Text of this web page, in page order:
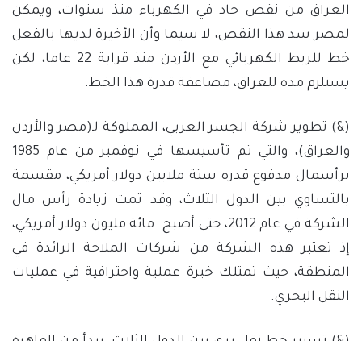
العراق من نقص حاد في الكهرباء منذ سنوات، ويمكن
لمصر سد هذا النقص، لا سيما وأن الأخيرة لديها بالفعل
خط للربط الكهربائي مع الأردن منذ قرابة 22 عاما، لكن
يستلزم مده للعراق، مضاعفة قدرة هذا الخط.
(&) تطوير شركة الجسر العربي، المملوكة لـ(مصر والأردن
والعراق)، والتي تم تأسيسها في نوفمبر من عام 1985
برأسمال مدفوع قدره ستة ملايين دولار أمريكي، مقسمة
بالتساوي بين الدول الثلاث، وقد تمت زيادة رأس مال
الشركة في عام 2012، حتى أصبح مائة مليون دولار أمريكي،
إذ تعتبر هذه الشركة من شركات الملاحة الرائدة في
المنطقة، حيث تمتلك خبرة عملية واحترافية في عمليات
النقل البحري.